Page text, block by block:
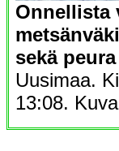
Onnellista
sekä
Uusimaa.
13:08.